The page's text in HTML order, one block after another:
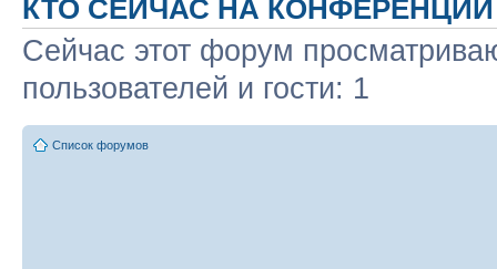
КТО СЕЙЧАС НА КОНФЕРЕНЦИИ
Сейчас этот форум
пользователей и гости: 1
Список форумов